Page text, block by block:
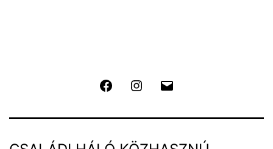
FacebookInstagram